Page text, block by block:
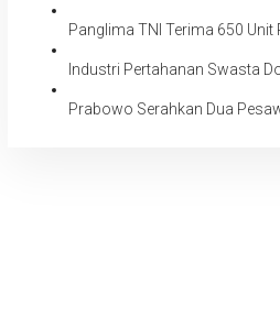
Panglima TNI Terima 650
Industri Pertahanan Swasta
Prabowo Serahkan Dua